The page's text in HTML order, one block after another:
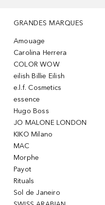
GRANDES MARQUES
Amouage
Carolina Herrera
COLOR WOW
eilish Billie Eilish
e.l.f. Cosmetics
essence
Hugo Boss
JO MALONE LONDON
KIKO Milano
MAC
Morphe
Payot
Rituals
Sol de Janeiro